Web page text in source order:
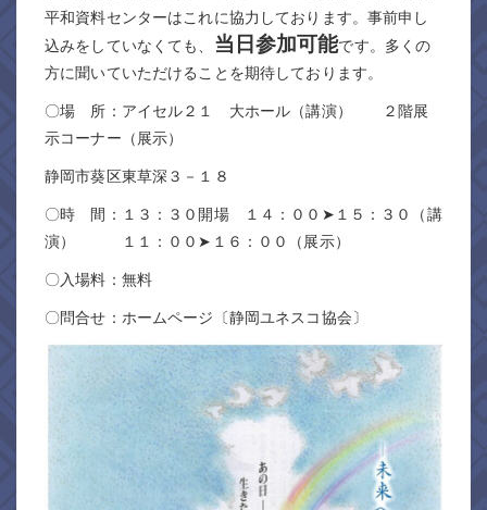
平和資料センターはこれに協力しております。事前申し
込みをしていなくても、 当日参加可能です。多くの
方に聞いていただけることを期待しております。
〇場 所：アイセル２１ 大ホール（講演） ２階展
示コーナー（展示）
静岡市葵区東草深３－１８
〇時 間：１３：３０開場 １４：００➤１５：３０（講
演） １１：００➤１６：００（展示）
〇入場料：無料
〇問合せ：ホームページ〔静岡ユネスコ協会〕